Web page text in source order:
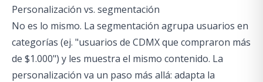
Personalización vs. segmentación
No es lo mismo. La segmentación agrupa usuarios en
categorías (ej. "usuarios de CDMX que compraron más
de $1.000") y les muestra el mismo contenido. La
personalización va un paso más allá: adapta la